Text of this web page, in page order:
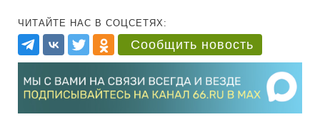
ЧИТАЙТЕ НАС В СОЦСЕТЯХ:
Сообщить новость